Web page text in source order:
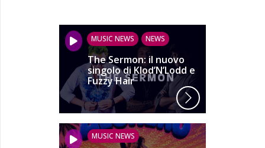
MUSIC NEWS NEWS
The Sermon: il nuovo
singolo di Klod’N’Lodd e
Fuzzy Hair
MUSIC NEWS